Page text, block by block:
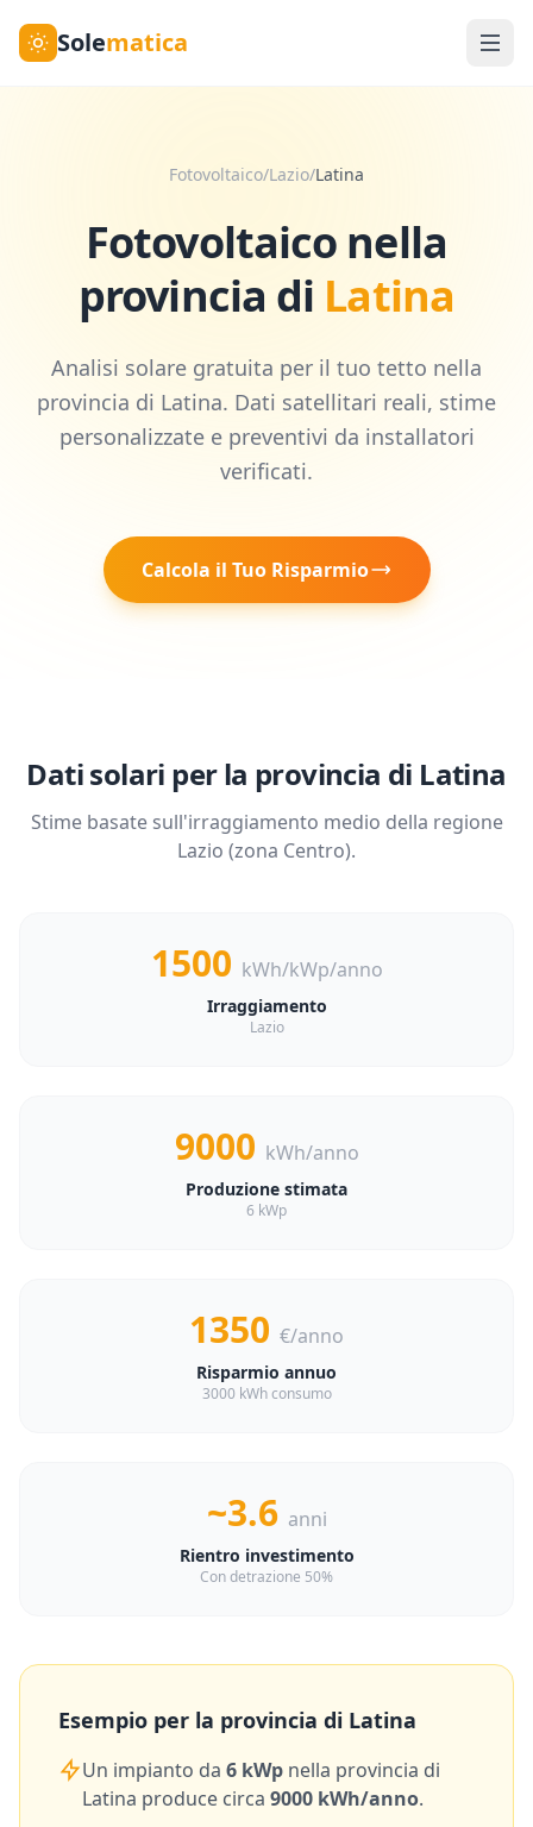
Solematica
Fotovoltaico/Lazio/Latina
Fotovoltaico nella
provincia di Latina
Analisi solare gratuita per il tuo tetto nella
provincia di Latina. Dati satellitari reali, stime
personalizzate e preventivi da installatori
verificati.
Calcola il Tuo Risparmio
Dati solari per la provincia di Latina
Stime basate sull'irraggiamento medio della regione
Lazio (zona Centro).
1500 kWh/kWp/anno
Irraggiamento
Lazio
9000 kWh/anno
Produzione stimata
6 kWp
1350 €/anno
Risparmio annuo
3000 kWh consumo
~3.6 anni
Rientro investimento
Con detrazione 50%
Esempio per la provincia di Latina
Un impianto da 6 kWp nella provincia di
Latina produce circa 9000 kWh/anno.